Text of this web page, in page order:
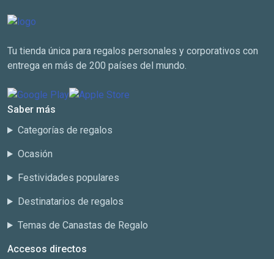
Tu tienda única para regalos personales y corporativos con
entrega en más de 200 países del mundo.
Saber más
Categorías de regalos
Ocasión
Festividades populares
Destinatarios de regalos
Temas de Canastas de Regalo
Accesos directos